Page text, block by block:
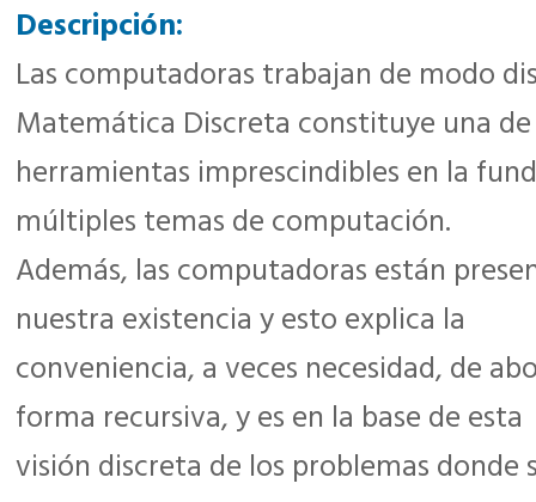
Descripción:
Las computadoras trabajan de modo
Matemática Discreta constituye una
herramientas imprescindibles en la
múltiples temas de computación.
Además, las computadoras están
nuestra existencia y esto explica la
conveniencia, a veces necesidad, de
forma recursiva, y es en la base de esta
visión discreta de los problemas donde